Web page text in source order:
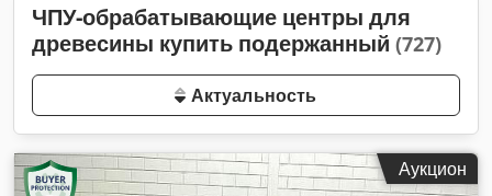
ЧПУ-обрабатывающие центры для
древесины купить подержанный (727)
Актуальность
Аукцион